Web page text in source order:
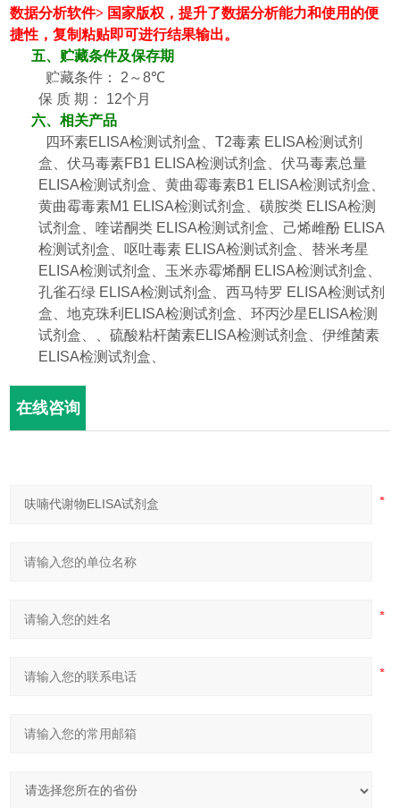
数据分析软件> 国家版权，提升了数据分析能力和使用的便
捷性，复制粘贴即可进行结果输出。
五、 贮藏条件及保存期
贮藏条件：
2 ～8℃
保 质 期： 12个月
六、相关产品
四环素ELISA检测试剂盒、T2毒素 ELISA检测试剂
盒、伏马毒素FB1 ELISA检测试剂盒、伏马毒素总量
ELISA检测试剂盒、黄曲霉毒素B1 ELISA检测试剂盒、
黄曲霉毒素M1 ELISA检测试剂盒、磺胺类 ELISA检测
试剂盒、喹诺酮类 ELISA检测试剂盒、己烯雌酚 ELISA
检测试剂盒、呕吐毒素 ELISA检测试剂盒、替米考星
ELISA检测试剂盒、 玉米赤霉烯酮 ELISA检测试剂盒、
孔雀石绿 ELISA检测试剂盒、西马特罗 ELISA检测试剂
盒、地克珠利 ELISA检测试剂盒、环丙沙星 ELISA检测
试剂盒、
、硫酸粘杆菌素ELISA检测试剂盒、伊维菌素
ELISA检测试剂盒、
在线咨询